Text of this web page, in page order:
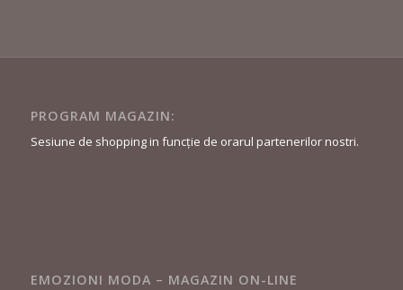
PROGRAM MAGAZIN:
Sesiune de shopping in funcție de orarul partenerilor nostri.
EMOZIONI MODA – MAGAZIN ON-LINE